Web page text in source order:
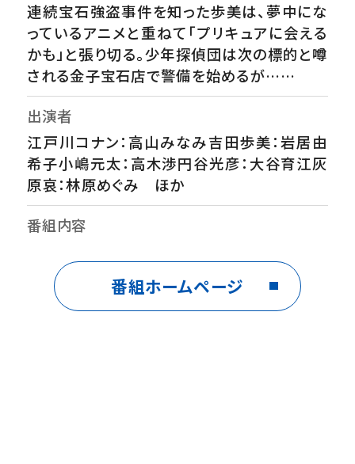
連続宝石強盗事件を知った歩美は、夢中にな
っているアニメと重ねて「プリキュアに会える
かも」と張り切る。少年探偵団は次の標的と噂
される金子宝石店で警備を始めるが……
出演者
江戸川コナン：高山みなみ吉田歩美：岩居由
希子小嶋元太：高木渉円谷光彦：大谷育江灰
原哀：林原めぐみ ほか
番組内容
歩美は、夢中になっているアニメ・プリキュア
のストーリーと重ね合わせ、「盗賊団が現れれ
ばプリキュアに会える」と張り切る。次の標的
番組ホームページ